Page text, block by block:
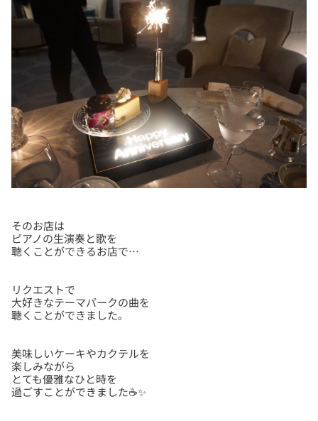
そのお店は
ピアノの生演奏と歌を
リクエストで
大好きなテーマパークの曲を
美味しいケーキやカクテルを
楽しみながら
とても優雅なひと時を